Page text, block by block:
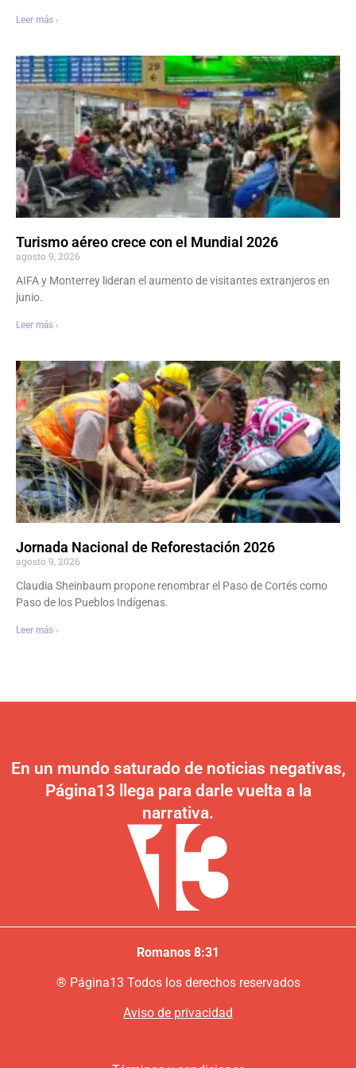
Leer más ›
Turismo aéreo crece con el Mundial 2026
agosto 9, 2026
AIFA y Monterrey lideran el aumento de visitantes extranjeros en
junio.
Leer más ›
Jornada Nacional de Reforestación 2026
agosto 9, 2026
Claudia Sheinbaum propone renombrar el Paso de Cortés como
Paso de los Pueblos Indígenas.
Leer más ›
En un mundo saturado de noticias negativas,
Página13 llega para darle vuelta a la
narrativa.
Romanos 8:31
® Página13 Todos los derechos reservados
Aviso de privacidad